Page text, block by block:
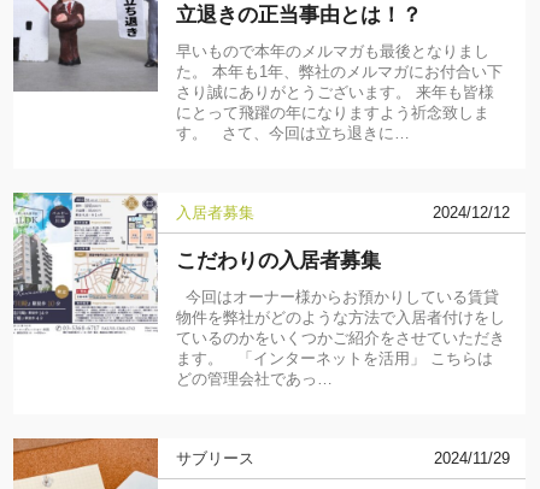
立退きの正当事由とは！？
早いもので本年のメルマガも最後となりまし
た。 本年も1年、弊社のメルマガにお付合い下
さり誠にありがとうございます。 来年も皆様
にとって飛躍の年になりますよう祈念致しま
す。 さて、今回は立ち退きに…
入居者募集 2024/12/12
こだわりの入居者募集
今回はオーナー様からお預かりしている賃貸
物件を弊社がどのような方法で入居者付けをし
ているのかをいくつかご紹介をさせていただき
ます。 「インターネットを活用」 こちらは
どの管理会社であっ…
サブリース 2024/11/29